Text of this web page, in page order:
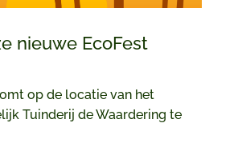
nieuwe EcoFest
op de locatie van het
Tuinderij de Waardering te